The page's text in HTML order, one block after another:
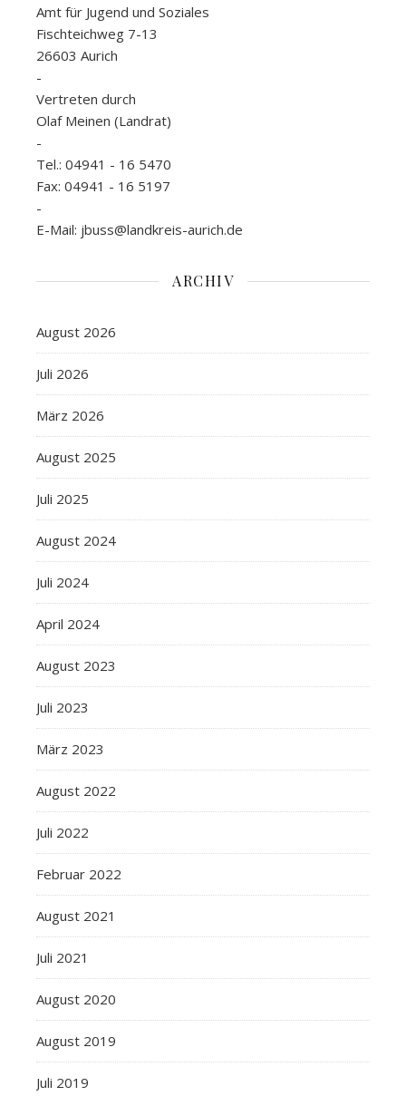
Amt für Jugend und Soziales
Fischteichweg 7-13
26603 Aurich
-
Vertreten durch
Olaf Meinen (Landrat)
-
Tel.: 04941 - 16 5470
Fax: 04941 - 16 5197
-
E-Mail: jbuss@landkreis-aurich.de
ARCHIV
August 2026
Juli 2026
März 2026
August 2025
Juli 2025
August 2024
Juli 2024
April 2024
August 2023
Juli 2023
März 2023
August 2022
Juli 2022
Februar 2022
August 2021
Juli 2021
August 2020
August 2019
Juli 2019